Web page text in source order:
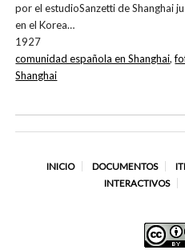
por el estudioSanzetti de Shanghai
en el Korea…
1927
comunidad española en Shanghai,
Shanghai
INICIO DOCUMENTOS
INTERACTIVOS